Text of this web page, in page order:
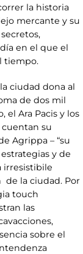
la historia
mercante y su
en el que el
tiempo.
ciudad dona al
de dos mil
el Ara Pacis y los
cuentan su
Agrippa – “su
y de
irresistibile
de la ciudad. Por
touch
las
sobre el